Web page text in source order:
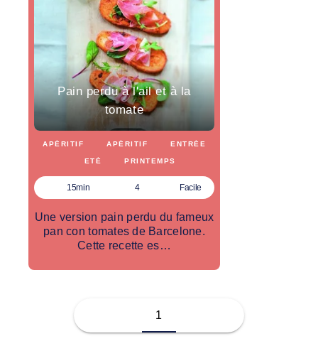
Pain perdu à l'ail et à la
tomate
APÉRITIF APÉRITIF ENTRÉE
ETÉ PRINTEMPS
15min 4 Facile
Une version pain perdu du fameux
pan con tomates de Barcelone.
Cette recette es…
1